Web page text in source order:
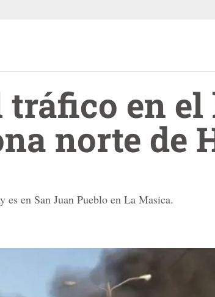
tráfico en
norte de
es en San Juan Pueblo en La Masica.